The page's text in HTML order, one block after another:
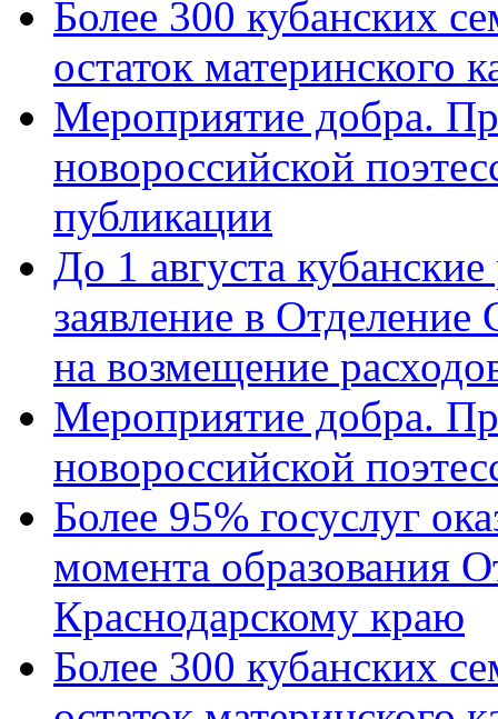
Более 300 кубанских
остаток материнского
Мероприятие добра.
новороссийской
публикации
До 1 августа
заявление в
на возмещение
Мероприятие добра.
новороссийской
Более 95% госуслуг
момента образования
Краснодарскому краю
Более 300 кубанских